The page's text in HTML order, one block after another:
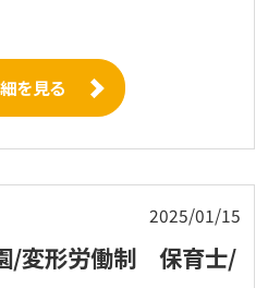
を見る
2025/01/15
/変形労働制 保育士/